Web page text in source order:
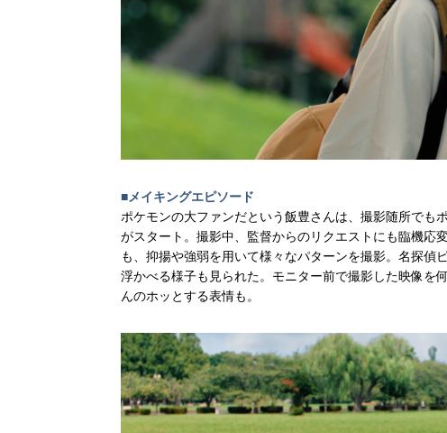
■メイキングエピソード
ポケモンの大ファンだという飯豊さんは、撮影随所でも
がスタート。撮影中、監督からのリクエストにも臨機応
も、抑揚や強弱を用いて様々なパターンを撮影。名探偵
浮かべる様子も見られた。モニター前で撮影した映像を
んのホッとする表情も。